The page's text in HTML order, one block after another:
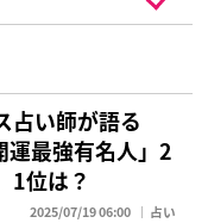
占い師が語る
運最強有名人」2
1位は？
2025/07/19 06:00 占い